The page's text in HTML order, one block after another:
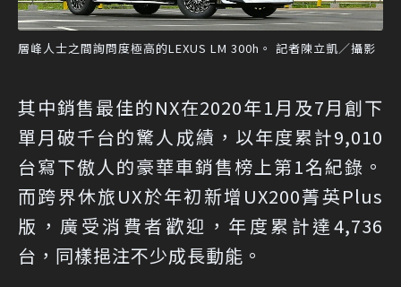
層峰人士之間詢問度極高的LEXUS LM 300h。 記者陳立凱／攝影
其中銷售最佳的NX在2020年1月及7月創下
單月破千台的驚人成績，以年度累計9,010
台寫下傲人的豪華車銷售榜上第1名紀錄。
而跨界休旅UX於年初新增UX200菁英Plus
版，廣受消費者歡迎，年度累計達4,736
台，同樣挹注不少成長動能。